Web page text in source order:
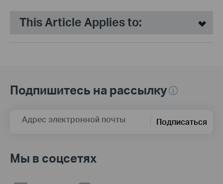
This Article Applies to:
Подпишитесь на рассылку
Адрес электронной почты Подписаться
Мы в соцсетях